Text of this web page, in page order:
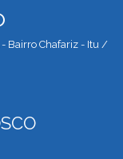
Bairro Chafariz - Itu /